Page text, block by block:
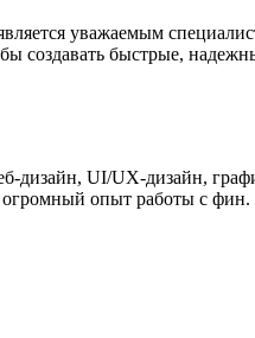
уважаемым
создавать быстрые,
дизайн, UI/UX-дизайн,
опыт работы с